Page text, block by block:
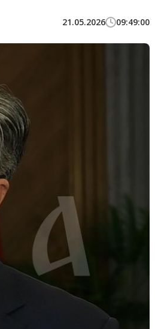
21.05.2026 09:49:00